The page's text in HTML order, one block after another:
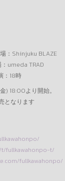
場：Shinjuku BLAZE
umeda TRAD
：18時
) 18:00より開始。
となります
fullkawahonpo-t/
fullkawahonpo/